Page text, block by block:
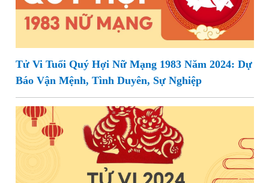
Tử Vi Tuổi Quý Hợi Nữ Mạng 1983 Năm 2024: Dự
Báo Vận Mệnh, Tình Duyên, Sự Nghiệp